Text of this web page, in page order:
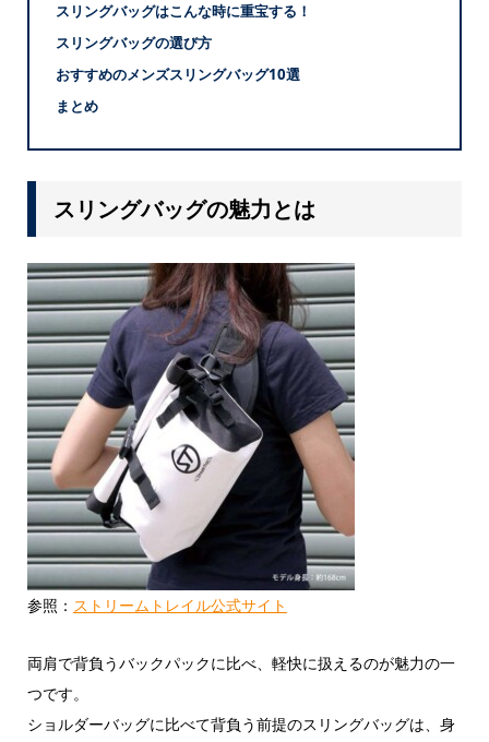
スリングバッグはこんな時に重宝する！
スリングバッグの選び方
おすすめのメンズスリングバッグ10選
まとめ
スリングバッグの魅力とは
参照： ストリームトレイル公式サイト
両肩で背負うバックパックに比べ、軽快に扱えるのが魅力の一
つです。
ショルダーバッグに比べて背負う前提のスリングバッグは、身